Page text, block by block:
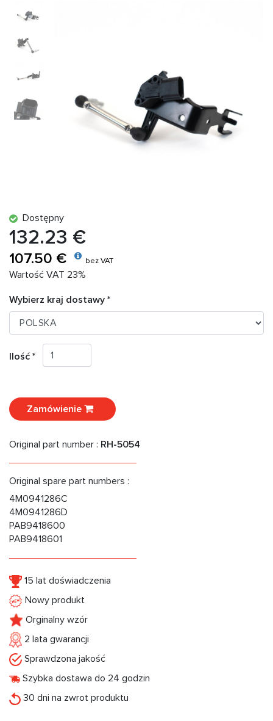
Dostępny
132.23 €
107.50 € bez VAT
Wartość VAT 23%
Wybierz kraj dostawy *
Ilość *
Zamówienie
Original part number : RH-5054
Original spare part numbers :
4M0941286C
4M0941286D
PAB9418600
PAB9418601
15 lat doświadczenia
Nowy produkt
Orginalny wzór
2 lata gwarancji
Sprawdzona jakość
Szybka dostawa do 24 godzin
30 dni na zwrot produktu